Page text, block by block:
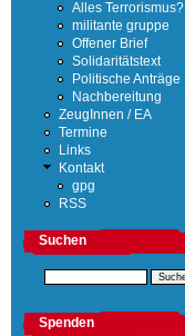
Alles Terrorismus?
militante gruppe
Offener Brief
Solidaritätstext
Politische Anträge
Nachbereitung
ZeugInnen / EA
Termine
Links
Kontakt
gpg
RSS
Suchen
Spenden